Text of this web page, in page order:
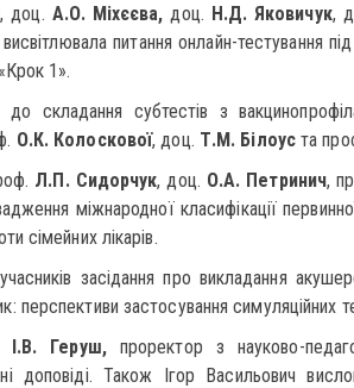
, доц. А.О. Міхєєва, доц. Н.Д. Яковичук,
висвітлювала питання онлайн-тестування
1».
складання субтестів з
О.К. Колоскової, доц. Т.М. Білоуста
Л.П. Сидорчук, доц. О.А. Петринич,
міжнародної класифікації
сімейних лікарів.
засідання про викладання
перспективи застосування симуляційних
І.В. Геруш,проректор з науково-
доповіді. Також Ігор Васильович